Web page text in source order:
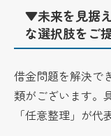
▼未来を見据
な選択肢をご
借金問題を解決で
類がございます。
「任意整理」が代